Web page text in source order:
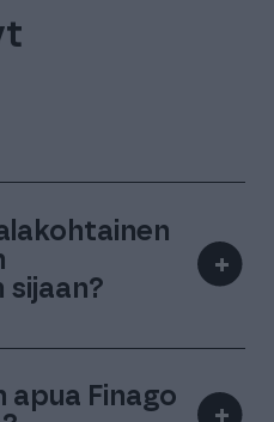
sijaan?
+
Finago